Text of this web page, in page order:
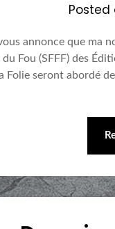
Posted
annonce que ma
Fou (SFFF) des
seront abordé